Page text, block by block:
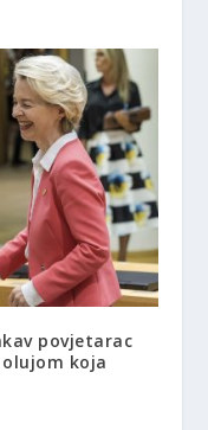
povjetarac
koja